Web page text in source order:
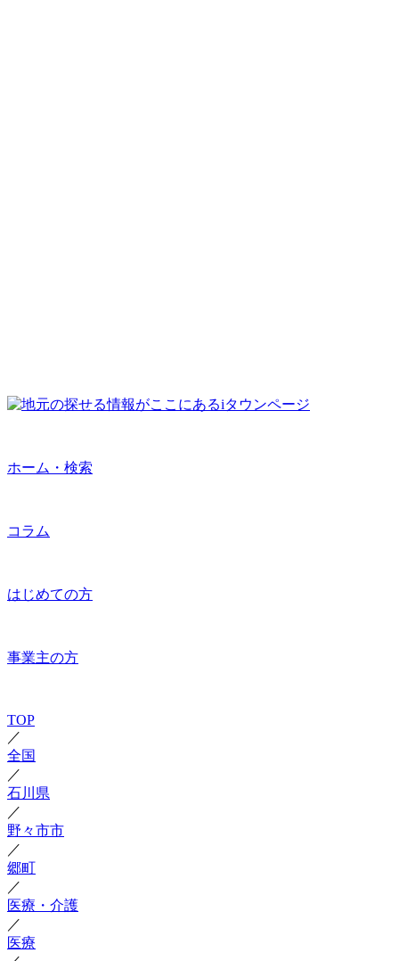
ホーム・検索
コラム
はじめての方
事業主の方
TOP
／
全国
／
石川県
／
野々市市
／
郷町
／
医療・介護
／
医療